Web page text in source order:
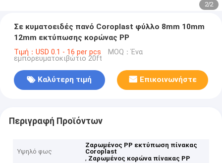
2/2
Σε κυματοειδές πανό Coroplast φύλλο 8mm 10mm
12mm εκτύπωσης κορώνας PP
Τιμή：USD 0.1 - 16 per pcs MOQ：Ένα
εμπορευματοκιβώτιο 20ft
Καλύτερη τιμή Επικοινωνήστε
Περιγραφή Προϊόντων
Υψηλό φως
Ζαρωμένος PP εκτύπωση πίνακας
Coroplast
, Ζαρωμένος κορώνα πίνακας PP